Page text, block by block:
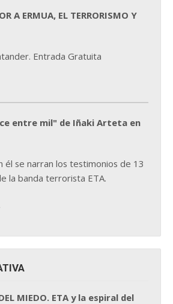
A ERMUA, EL TERRORISMO Y
Entrada Gratuita
entre mil" de Iñaki Arteta en
él se narran los testimonios de 13
la banda terrorista ETA.
MIEDO. ETA y la espiral del